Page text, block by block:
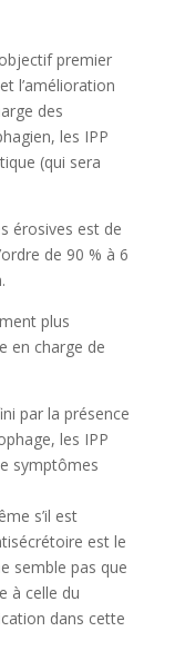
premier
l’amélioration
des
les IPP
(qui sera
érosives est de
de 90 % à 6
plus
en charge de
par la présence
les IPP
symptômes
s’il est
est le
semble pas que
à celle du
dans cette